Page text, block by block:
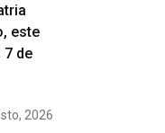
este
7 de
2026